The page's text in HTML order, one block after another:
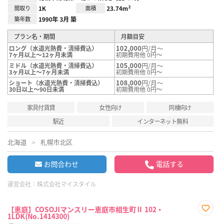
間取り 1K 面積 23.74m²
築年数 1990年 3月 築
プラン名・期間
月額目安
ロング（水道光熱費・清掃費込）
7ヶ月以上～12ヶ月未満
102,000円/月～
初期費用他 0円～
ミドル（水道光熱費・清掃費込）
3ヶ月以上～7ヶ月未満
105,000円/月～
初期費用他 0円～
ショート（水道光熱費・清掃費込）
30日以上～90日未満
108,000円/月～
初期費用他 0円～
家具付賃貸 女性向け
同棲向け
駅近
インターネット無料
北海道 札幌市北区
お問合わせ 電話する
運営会社： 株式会社マイスタイル
【恵庭】COSOJIマンスリー恵庭市相生町Ⅱ 102・
1LDK(No.1414300)